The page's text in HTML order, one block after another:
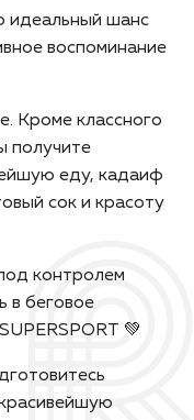
идеальный шанс
воспоминание
Кроме классного
получите
еду, кадаиф
сок и красоту
контролем
в беговое
💚